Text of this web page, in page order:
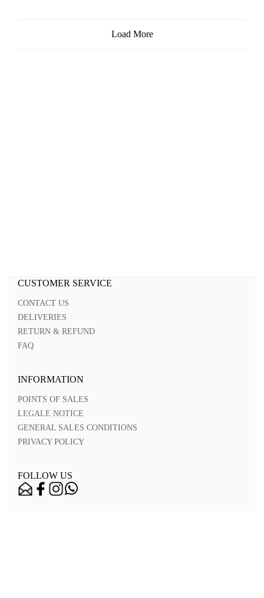
Load More
CUSTOMER SERVICE
CONTACT US
DELIVERIES
RETURN & REFUND
FAQ
INFORMATION
POINTS OF SALES
LEGALE NOTICE
GENERAL SALES CONDITIONS
PRIVACY POLICY
FOLLOW US